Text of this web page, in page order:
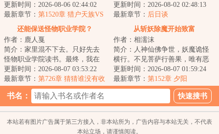
照片内容震惊了。他们看到了北
极数以万计的狼...
更新时间：2026-08-06 02:44:02
最新章节： 第1520章 猎户天族VS
星团群雄（十五）
联义体我还没医保？无线上网还
tm的得交专利费...
更新时间：2026-08-02 02:48:13
最新章节： 后日谈
还能保送怪物职业学院？
作者：鹿人戛
简介：家里混不下去。只好先去
怪物职业学院读书。最终，我在
大家一声声天才的称赞中迷失了
自己，走上了不...
更新时间：2026-08-07 03:53:22
最新章节： 第726章 猜猜谁没有收
从斩妖除魔开始致富
作者：相濡沫
简介：人神仙佛争世，妖魔诡怪
横行。不见菩萨行善果，唯有恶
魔在人间。斩尽妖魔乾坤净，浮
屠九天神鬼惊。...
更新时间：2026-08-07 01:59:24
最新章节： 第152章 夕阳
书名：
本站若有图片广告属于第三方接入，非本站所为，广告内容与本站无关，不代表
本站立场，请谨慎阅读。